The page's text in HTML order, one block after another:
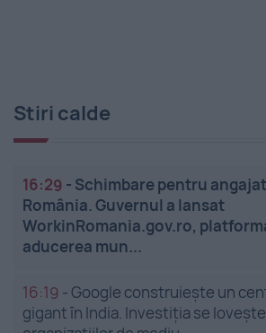
Stiri calde
16:29 - Schimbare pentru
România. Guvernul a lansat
WorkinRomania.gov.ro,
aducerea mun...
16:19 -Google construiește un
gigant în India. Investiția se